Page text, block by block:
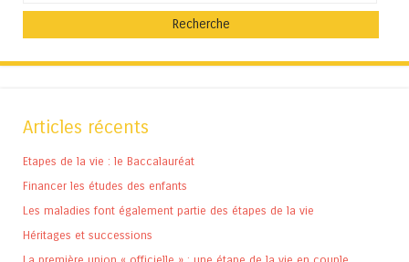
Articles récents
Etapes de la vie : le Baccalauréat
Financer les études des enfants
Les maladies font également partie des étapes de la vie
Héritages et successions